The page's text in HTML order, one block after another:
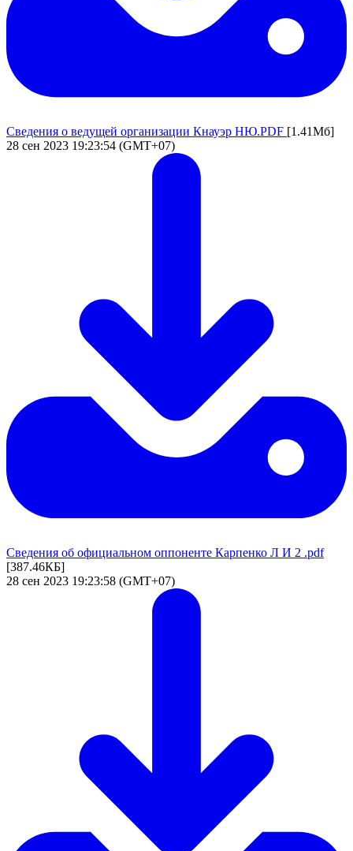
Сведения о ведущей организации Кнауэр НЮ.PDF [1.41Мб]
28 сен 2023 19:23:54 (GMT+07)
Сведения об официальном оппоненте Карпенко Л И 2 .pdf
[387.46КБ]
28 сен 2023 19:23:58 (GMT+07)